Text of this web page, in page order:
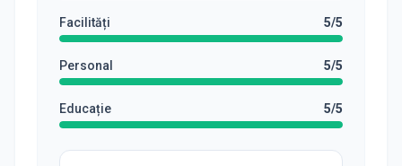
Facilități 5/5
Personal 5/5
Educație 5/5